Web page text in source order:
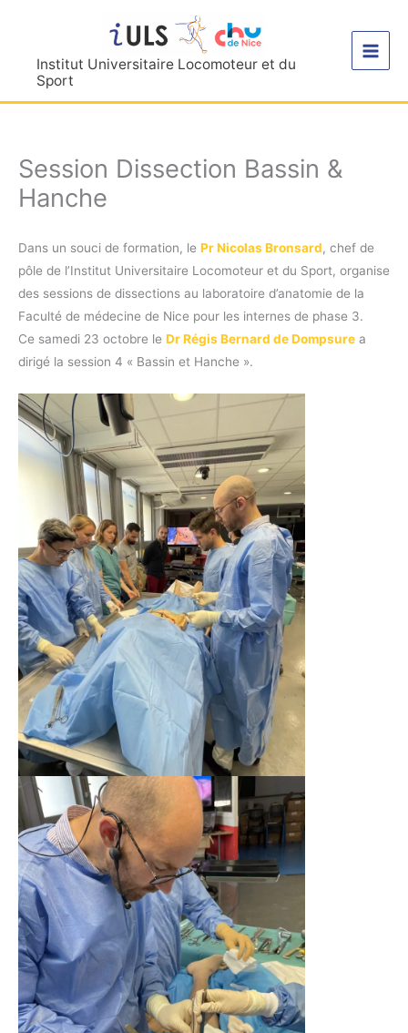
contenuInstitut Universitaire Locomoteur et du
Sport
Session Dissection Bassin &
Hanche
Dans un souci de formation, le Pr Nicolas Bronsard, chef de
pôle de l’Institut Universitaire Locomoteur et du Sport, organise
des sessions de dissections au laboratoire d’anatomie de la
Faculté de médecine de Nice pour les internes de phase 3.
Ce samedi 23 octobre le Dr Régis Bernard de Dompsure a
dirigé la session 4 « Bassin et Hanche ».